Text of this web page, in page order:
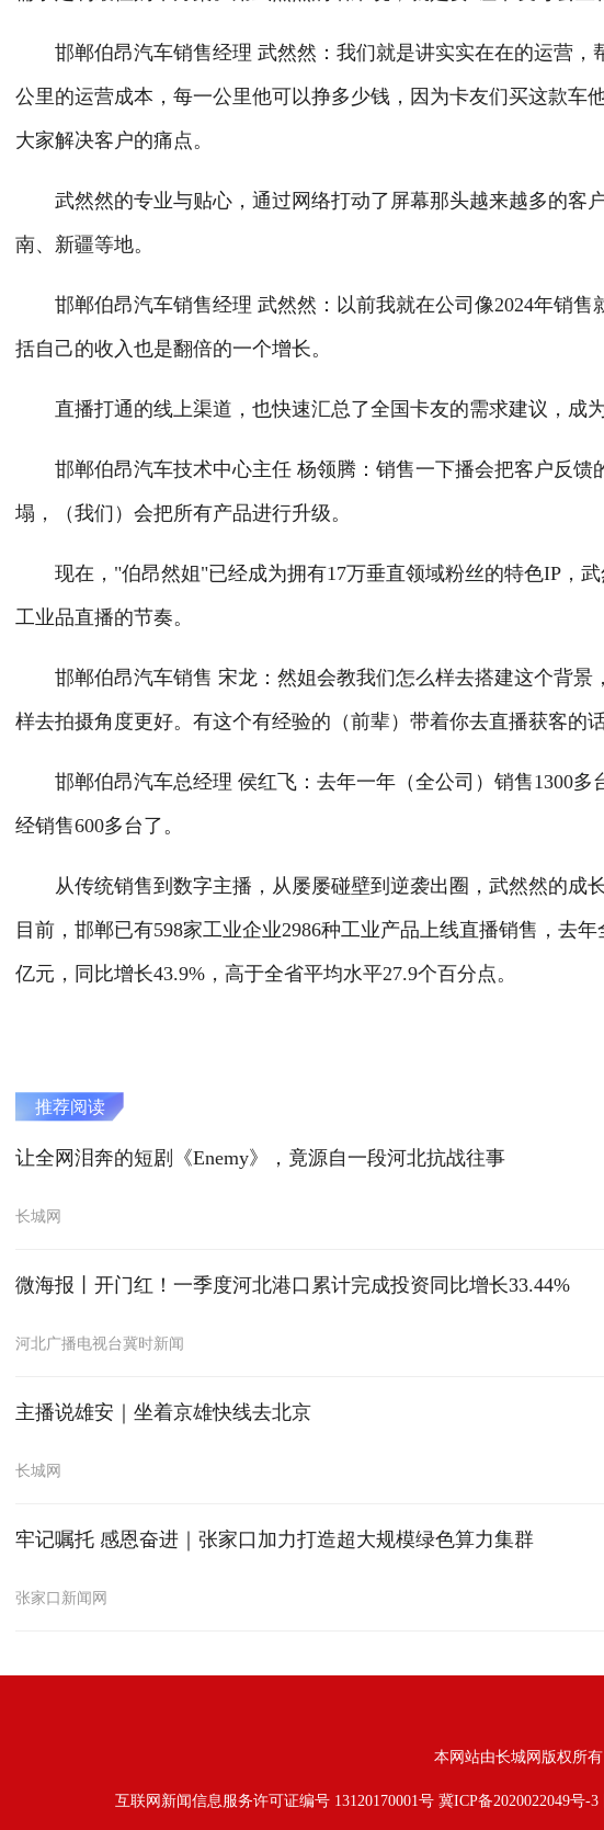
邯郸伯昂汽车销售经理 武然然：我们就是讲实实在在的运营，
公里的运营成本，每一公里他可以挣多少钱，因为卡友们买这款车
大家解决客户的痛点。
武然然的专业与贴心，通过网络打动了屏幕那头越来越多的客
南、新疆等地。
邯郸伯昂汽车销售经理 武然然：以前我就在公司像2024年销售
括自己的收入也是翻倍的一个增长。
直播打通的线上渠道，也快速汇总了全国卡友的需求建议，成为
邯郸伯昂汽车技术中心主任 杨领腾：销售一下播会把客户反馈
塌，（我们）会把所有产品进行升级。
现在，"伯昂然姐"已经成为拥有17万垂直领域粉丝的特色IP，武
工业品直播的节奏。
邯郸伯昂汽车销售 宋龙：然姐会教我们怎么样去搭建这个背景
样去拍摄角度更好。有这个有经验的（前辈）带着你去直播获客的
邯郸伯昂汽车总经理 侯红飞：去年一年（全公司）销售1300多
经销售600多台了。
从传统销售到数字主播，从屡屡碰壁到逆袭出圈，武然然的成
目前，邯郸已有598家工业企业2986种工业产品上线直播销售，去
亿元，同比增长43.9%，高于全省平均水平27.9个百分点。
推荐阅读
让全网泪奔的短剧《Enemy》，竟源自一段河北抗战往事
长城网
微海报丨开门红！一季度河北港口累计完成投资同比增长33.44%
河北广播电视台冀时新闻
主播说雄安｜坐着京雄快线去北京
长城网
牢记嘱托 感恩奋进｜张家口加力打造超大规模绿色算力集群
张家口新闻网
本网站由长城网版权所有
互联网新闻信息服务许可证编号 13120170001号 冀ICP备2020022049号-3